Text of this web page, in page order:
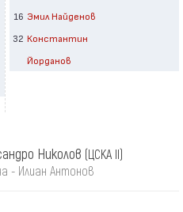
16 Эмил Найденов
32 Константин
Йорданов
Николов (ЦСКА II)
- Илиан Антонов